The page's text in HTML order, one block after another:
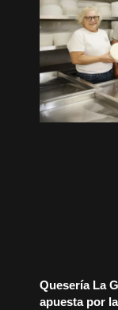
Quesería La
apuesta por